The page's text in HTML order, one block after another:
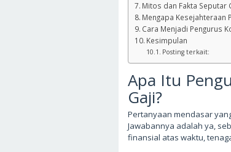
Mitos dan Fakta Seputar
Mengapa Kesejahteraan
Cara Menjadi Pengurus
Kesimpulan
Posting terkait:
Apa Itu
Gaji?
Pertanyaan mendasar
Jawabannya adalah ya,
finansial atas waktu,